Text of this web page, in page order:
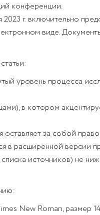
конференции.
г. включительно
виде.
уровень процесса
в котором
оставляет за собой
в расширенной версии
источников) не
New Roman, размер